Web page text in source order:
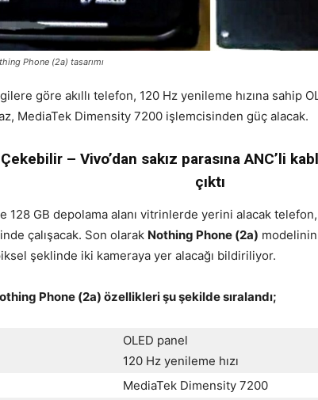
Phone (2a) tasarımı
göre akıllı telefon, 120 Hz yenileme hızına sahip
MediaTek Dimensity 7200 işlemcisinden güç alacak.
– Vivo’dan sakız parasına ANC’li
çıktı
128 GB depolama alanı vitrinlerde yerini alacak
çalışacak. Son olarak Nothing Phone (2a)
şeklinde iki kameraya yer alacağı bildiriliyor.
Phone (2a) özellikleri şu şekilde sıralandı;
OLED panel
120 Hz yenileme hızı
MediaTek Dimensity 7200